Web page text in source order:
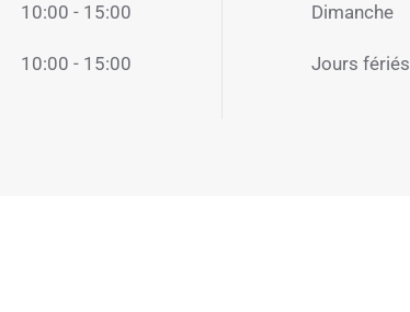
10:00 - 15:00
10:00 - 15:00
Dimanche
Jours fériés